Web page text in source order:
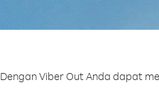
Dengan Viber Out Anda dapat